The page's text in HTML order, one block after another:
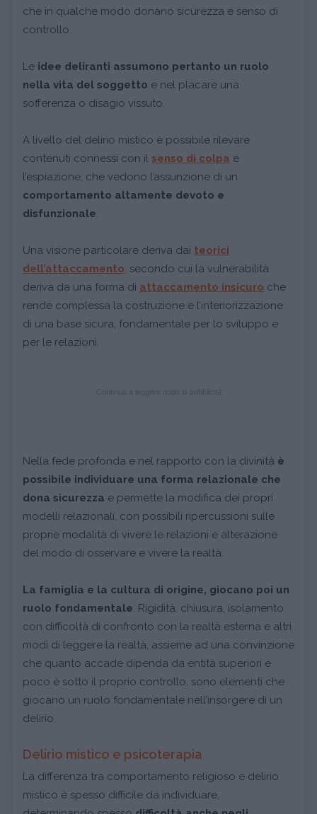
che in qualche modo donano sicurezza e senso di
controllo.
Le idee deliranti assumono pertanto un ruolo
nella vita del soggetto e nel placare una
sofferenza o disagio vissuto.
A livello del delirio mistico è possibile rilevare
contenuti connessi con il senso di colpa e
l’espiazione, che vedono l’assunzione di un
comportamento altamente devoto e
disfunzionale.
Una visione particolare deriva dai teorici
dell’attaccamento, secondo cui la vulnerabilità
deriva da una forma di attaccamento insicuro che
rende complessa la costruzione e l’interiorizzazione
di una base sicura, fondamentale per lo sviluppo e
per le relazioni.
Nella fede profonda e nel rapporto con la divinità è
possibile individuare una forma relazionale che
dona sicurezza e permette la modifica dei propri
modelli relazionali, con possibili ripercussioni sulle
proprie modalità di vivere le relazioni e alterazione
del modo di osservare e vivere la realtà.
La famiglia e la cultura di origine, giocano poi un
ruolo fondamentale. Rigidità, chiusura, isolamento
con difficoltà di confronto con la realtà esterna e altri
modi di leggere la realtà, assieme ad una convinzione
che quanto accade dipenda da entità superiori e
poco è sotto il proprio controllo, sono elementi che
giocano un ruolo fondamentale nell’insorgere di un
delirio.
Delirio mistico e psicoterapia
La differenza tra comportamento religioso e delirio
mistico è spesso difficile da individuare,